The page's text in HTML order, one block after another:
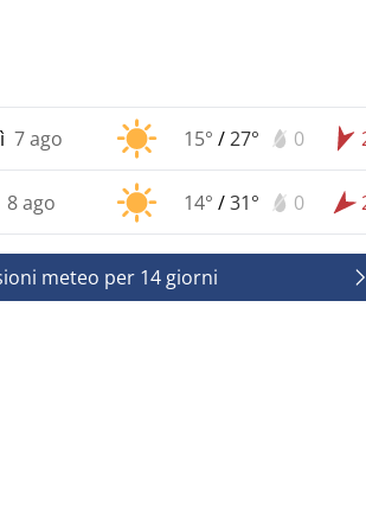
7 ago 15° /27° 0
8 ago 14° /31° 0
meteo per 14 giorni